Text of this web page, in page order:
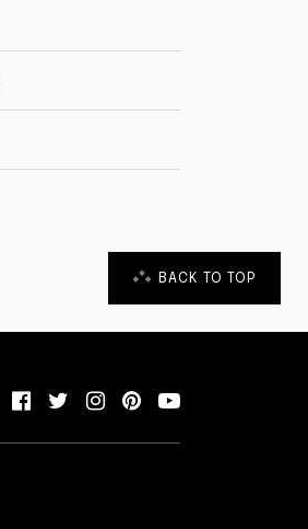
BACK TO TOP